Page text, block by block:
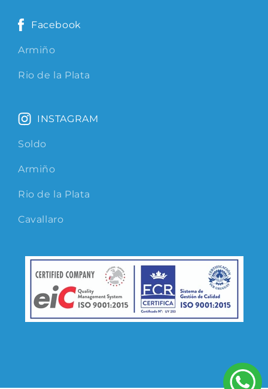
Facebook
Armiño
Rio de la Plata
INSTAGRAM
Soldo
Armiño
Rio de la Plata
Cavallaro